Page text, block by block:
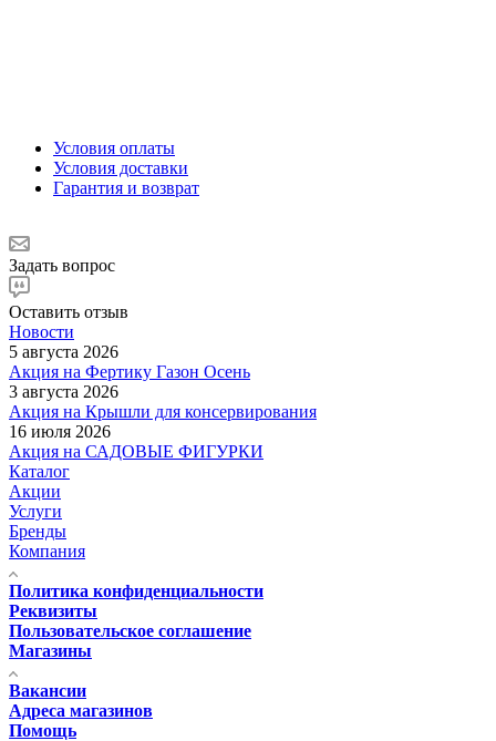
Условия оплаты
Условия доставки
Гарантия и возврат
Задать вопрос
Оставить отзыв
Новости
5 августа 2026
Акция на Фертику Газон Осень
3 августа 2026
Акция на Крышли для консервирования
16 июля 2026
Акция на САДОВЫЕ ФИГУРКИ
Каталог
Акции
Услуги
Бренды
Компания
Политика конфиденциальности
Реквизиты
Пользовательское соглашение
Магазины
Вакансии
Адреса магазинов
Помощь